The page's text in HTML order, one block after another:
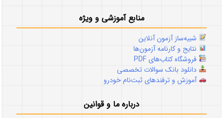
منابع آموزشی و ویژه
شبیه‌ساز آزمون آنلاین
نتایج و کارنامه آزمون‌ها
فروشگاه کتاب‌های PDF
دانلود بانک سوالات تخصصی
آموزش و ترفندهای ثبت‌نام خودرو
درباره ما و قوانین